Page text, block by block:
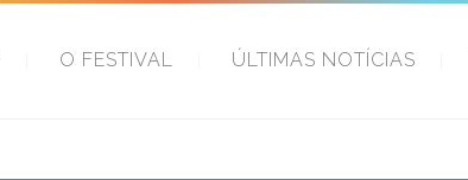
O FESTIVAL ÚLTIMAS NOTÍCIAS